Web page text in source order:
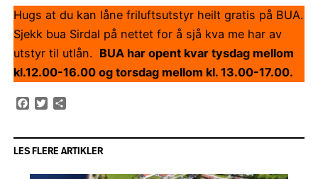
Hugs at du kan låne friluftsutstyr heilt gratis på BUA.
Sjekk bua Sirdal på nettet for å sjå kva me har av
utstyr til utlån. BUA har opent kvar tysdag mellom
kl.12.00-16.00 og torsdag mellom kl. 13.00-17.00.
Facebook
Twitter
LES FLERE ARTIKLER